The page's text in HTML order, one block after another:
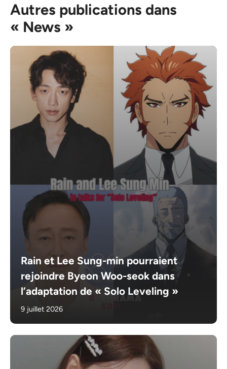
Autres publications dans
« News »
Rain et Lee Sung-min pourraient
rejoindre Byeon Woo-seok dans
l’adaptation de « Solo Leveling »
9 juillet 2026